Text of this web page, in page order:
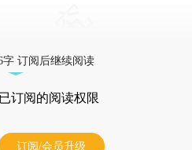
字 订阅后继续阅读
订阅的阅读权限
订阅/会员升级